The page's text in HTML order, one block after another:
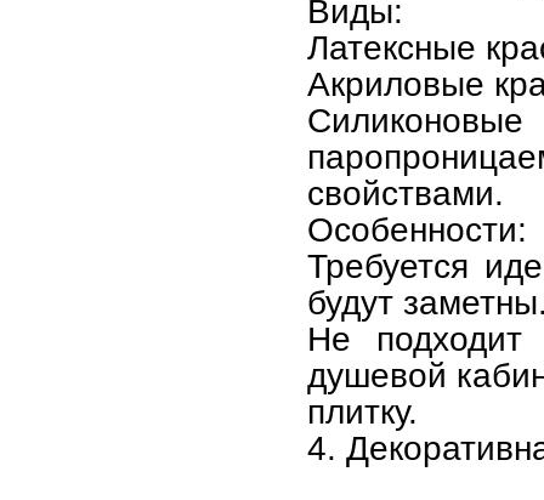
Виды:
Латексные
Акриловые
свойствами.
Особенности:
Требуется
будут
Не
душевой
плитку.
4.